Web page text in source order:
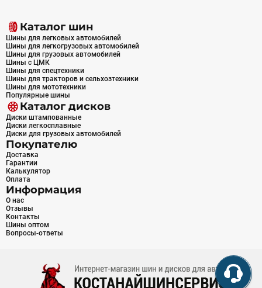
Каталог шин
Шины для легковых автомобилей
Шины для легкогрузовых автомобилей
Шины для грузовых автомобилей
Шины с ЦМК
Шины для спецтехники
Шины для тракторов и сельхозтехники
Шины для мототехники
Популярные шины
Каталог дисков
Диски штампованные
Диски легкосплавные
Диски для грузовых автомобилей
Покупателю
Доставка
Гарантии
Калькулятор
Оплата
Информация
О нас
Отзывы
Контакты
Шины оптом
Вопросы-ответы